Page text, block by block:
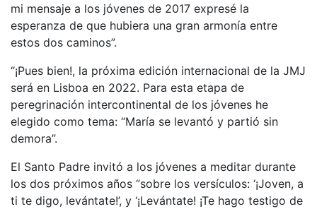
mi mensaje a los jóvenes de 2017 expresé la
esperanza de que hubiera una gran armonía entre
estos dos caminos”.
“¡Pues bien!, la próxima edición internacional de la JMJ
será en Lisboa en 2022. Para esta etapa de
peregrinación intercontinental de los jóvenes he
elegido como tema: “María se levantó y partió sin
demora”.
El Santo Padre invitó a los jóvenes a meditar durante
los dos próximos años “sobre los versículos: ‘¡Joven, a
ti te digo, levántate!’, y ‘¡Levántate! ¡Te hago testigo de